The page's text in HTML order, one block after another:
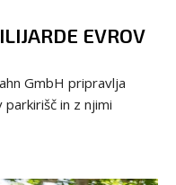
EVROV
GmbH pripravlja
in z njimi